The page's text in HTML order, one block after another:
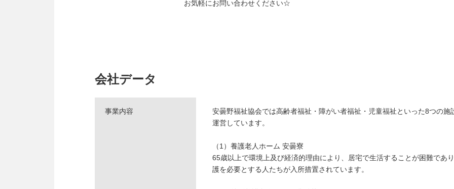
お気軽にお問い合わせください☆
会社データ
事業内容
安曇野福祉協会では高齢者福祉・障がい者福祉・児童福祉といった8つの施
運営しています。
（1）養護老人ホーム 安曇寮
65歳以上で環境上及び経済的理由により、居宅で生活することが困難であ
護を必要とする人たちが入所措置されています。